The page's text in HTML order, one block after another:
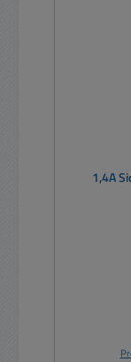
1,4A